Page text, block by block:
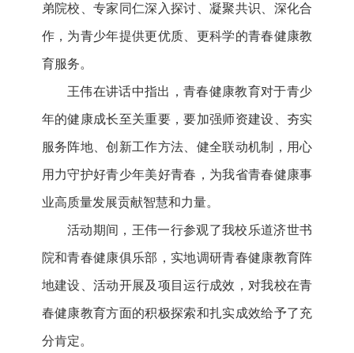
弟院校、专家同仁深入探讨、凝聚共识、深化合
作，为青少年提供更优质、更科学的青春健康教
育服务。
王伟在讲话中指出，青春健康教育对于青少
年的健康成长至关重要，要加强师资建设、夯实
服务阵地、创新工作方法、健全联动机制，用心
用力守护好青少年美好青春，为我省青春健康事
业高质量发展贡献智慧和力量。
活动期间，王伟一行参观了我校乐道济世书
院和青春健康俱乐部，实地调研青春健康教育阵
地建设、活动开展及项目运行成效，对我校在青
春健康教育方面的积极探索和扎实成效给予了充
分肯定。